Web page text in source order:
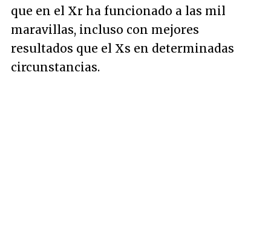
que en el Xr ha funcionado a las mil
maravillas, incluso con mejores
resultados que el Xs en determinadas
circunstancias.